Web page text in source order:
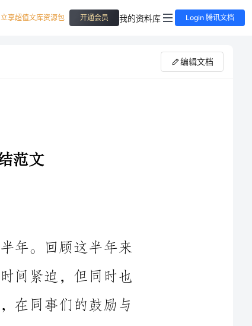
立享超值文库资源包 开通会员 我的资料库 Login 腾讯文档
编辑文档